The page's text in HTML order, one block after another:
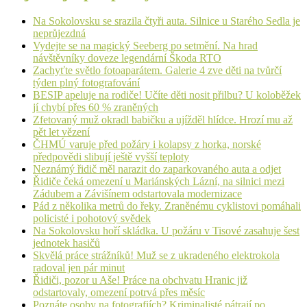
Na Sokolovsku se srazila čtyři auta. Silnice u Starého Sedla je
neprůjezdná
Vydejte se na magický Seeberg po setmění. Na hrad
návštěvníky doveze legendární Škoda RTO
Zachyťte světlo fotoaparátem. Galerie 4 zve děti na tvůrčí
týden plný fotografování
BESIP apeluje na rodiče! Učíte děti nosit přilbu? U koloběžek
jí chybí přes 60 % zraněných
Zfetovaný muž okradl babičku a ujížděl hlídce. Hrozí mu až
pět let vězení
ČHMÚ varuje před požáry i kolapsy z horka, norské
předpovědi slibují ještě vyšší teploty
Neznámý řidič měl narazit do zaparkovaného auta a odjet
Řidiče čeká omezení u Mariánských Lázní, na silnici mezi
Zádubem a Závišínem odstartovala modernizace
Pád z několika metrů do řeky. Zraněnému cyklistovi pomáhali
policisté i pohotový svědek
Na Sokolovsku hoří skládka. U požáru v Tisové zasahuje šest
jednotek hasičů
Skvělá práce strážníků! Muž se z ukradeného elektrokola
radoval jen pár minut
Řidiči, pozor u Aše! Práce na obchvatu Hranic již
odstartovaly, omezení potrvá přes měsíc